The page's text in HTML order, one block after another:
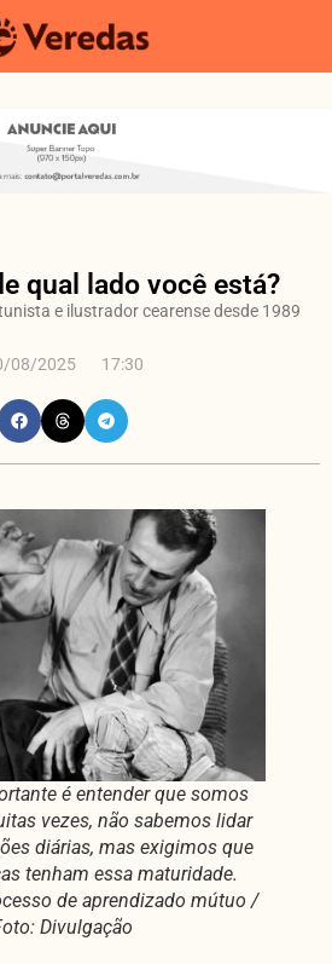
qual lado você está?
e ilustrador cearense desde 1989
08/2025 17:30
é entender que somos
vezes, não sabemos lidar
diárias, mas exigimos que
tenham essa maturidade.
de aprendizado mútuo /
Divulgação